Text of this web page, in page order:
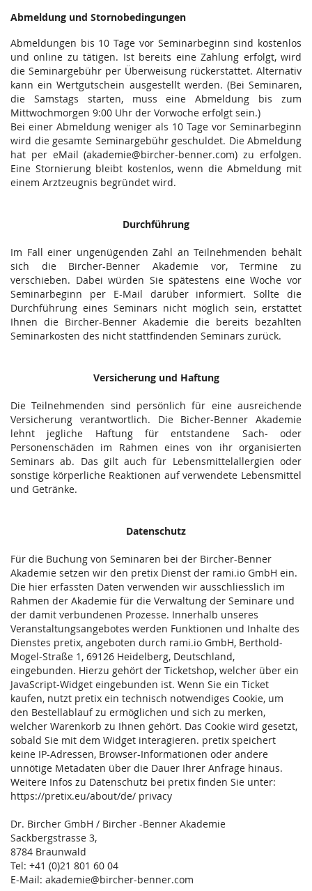
Abmeldung und Stornobedingungen
Abmeldungen bis 10 Tage vor Seminarbeginn sind kostenlos
und online zu tätigen. Ist bereits eine Zahlung erfolgt, wird
die Seminargebühr per Überweisung rückerstattet. Alternativ
kann ein Wertgutschein ausgestellt werden. (Bei Seminaren,
die Samstags starten, muss eine Abmeldung bis zum
Mittwochmorgen 9:00 Uhr der Vorwoche erfolgt sein.)
Bei einer Abmeldung weniger als 10 Tage vor Seminarbeginn
wird die gesamte Seminargebühr geschuldet. Die Abmeldung
hat per eMail (akademie@bircher-benner.com) zu erfolgen.
Eine Stornierung bleibt kostenlos, wenn die Abmeldung mit
einem Arztzeugnis begründet wird.
Durchführung
Im Fall einer ungenügenden Zahl an Teilnehmenden behält
sich die Bircher-Benner Akademie vor, Termine zu
verschieben. Dabei würden Sie spätestens eine Woche vor
Seminarbeginn per E-Mail darüber informiert. Sollte die
Durchführung eines Seminars nicht möglich sein, erstattet
Ihnen die Bircher-Benner Akademie die bereits bezahlten
Seminarkosten des nicht stattfindenden Seminars zurück.
Versicherung und Haftung
Die Teilnehmenden sind persönlich für eine ausreichende
Versicherung verantwortlich. Die Bicher-Benner Akademie
lehnt jegliche Haftung für entstandene Sach- oder
Personenschäden im Rahmen eines von ihr organisierten
Seminars ab. Das gilt auch für Lebensmittelallergien oder
sonstige körperliche Reaktionen auf verwendete Lebensmittel
und Getränke.
Datenschutz
Für die Buchung von Seminaren bei der Bircher-Benner
Akademie setzen wir den pretix Dienst der rami.io GmbH ein.
Die hier erfassten Daten verwenden wir ausschliesslich im
Rahmen der Akademie für die Verwaltung der Seminare und
der damit verbundenen Prozesse. Innerhalb unseres
Veranstaltungsangebotes werden Funktionen und Inhalte des
Dienstes pretix, angeboten durch rami.io GmbH, Berthold-
Mogel-Straße 1, 69126 Heidelberg, Deutschland,
eingebunden. Hierzu gehört der Ticketshop, welcher über ein
JavaScript-Widget eingebunden ist. Wenn Sie ein Ticket
kaufen, nutzt pretix ein technisch notwendiges Cookie, um
den Bestellablauf zu ermöglichen und sich zu merken,
welcher Warenkorb zu Ihnen gehört. Das Cookie wird gesetzt,
sobald Sie mit dem Widget interagieren. pretix speichert
keine IP-Adressen, Browser-Informationen oder andere
unnötige Metadaten über die Dauer Ihrer Anfrage hinaus.
Weitere Infos zu Datenschutz bei pretix finden Sie unter:
https://pretix.eu/about/de/ privacy
Dr. Bircher GmbH / Bircher -Benner Akademie
Sackbergstrasse 3,
8784 Braunwald
Tel: +41 (0)21 801 60 04
E-Mail: akademie@bircher-benner.com